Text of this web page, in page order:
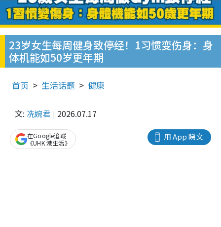
23岁女生每周健身致停经！1习惯变伤身：身
体机能如50岁更年期
首页 生活话题 健康
文: 冼婉君 2026.07.17
用 App 睇文
在Google追蹤
《UHK 港生活》